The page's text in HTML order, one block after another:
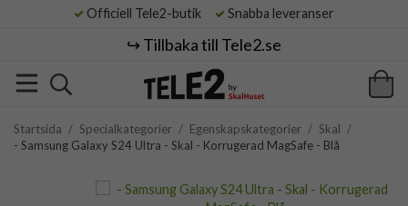
Officiell Tele2-butik Snabba leveranser
↪️ Tillbaka till Tele2.se
Startsida / Specialkategorier / Egenskapskategorier / Skal /
- Samsung Galaxy S24 Ultra - Skal - Korrugerad MagSafe - Blå